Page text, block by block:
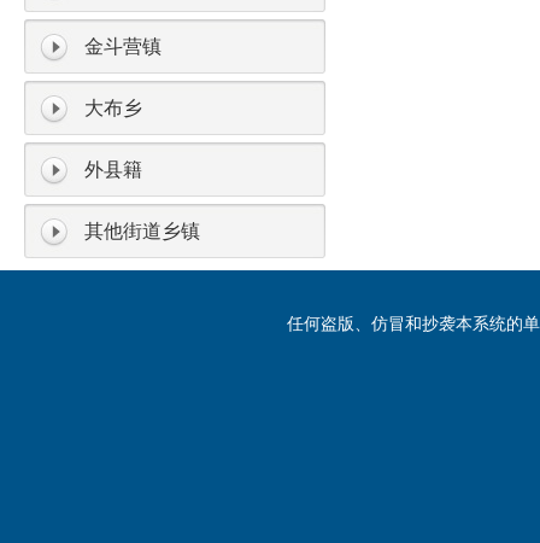
金斗营镇
大布乡
外县籍
其他街道乡镇
任何盗版、仿冒和抄袭本系统的